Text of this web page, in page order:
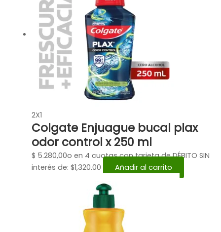
2X1
Colgate Enjuague bucal plax
odor control x 250 ml
$ 5.280,00o en 4 cuotas con tarjeta de DÉBITO SIN
interés de: $1,320.00
Añadir al carrito